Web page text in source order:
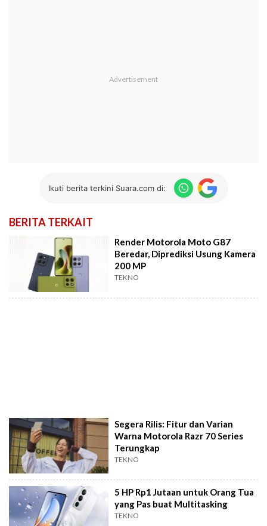
Ikuti berita terkini Suara.com di:
BERITA TERKAIT
Render Motorola Moto G87
Beredar, Diprediksi Usung Kamera
200 MP
TEKNO
Segera Rilis: Fitur dan Varian
Warna Motorola Razr 70 Series
Terungkap
TEKNO
5 HP Rp1 Jutaan untuk Orang Tua
yang Pas buat Multitasking
TEKNO